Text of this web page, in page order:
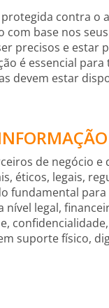
contra o
base nos
precisos e
é essencial para
devem estar
de negócio e
éticos, legais,
fundamental
legal,
suporte físico,